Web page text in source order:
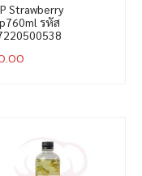
Strawberry
รหัส